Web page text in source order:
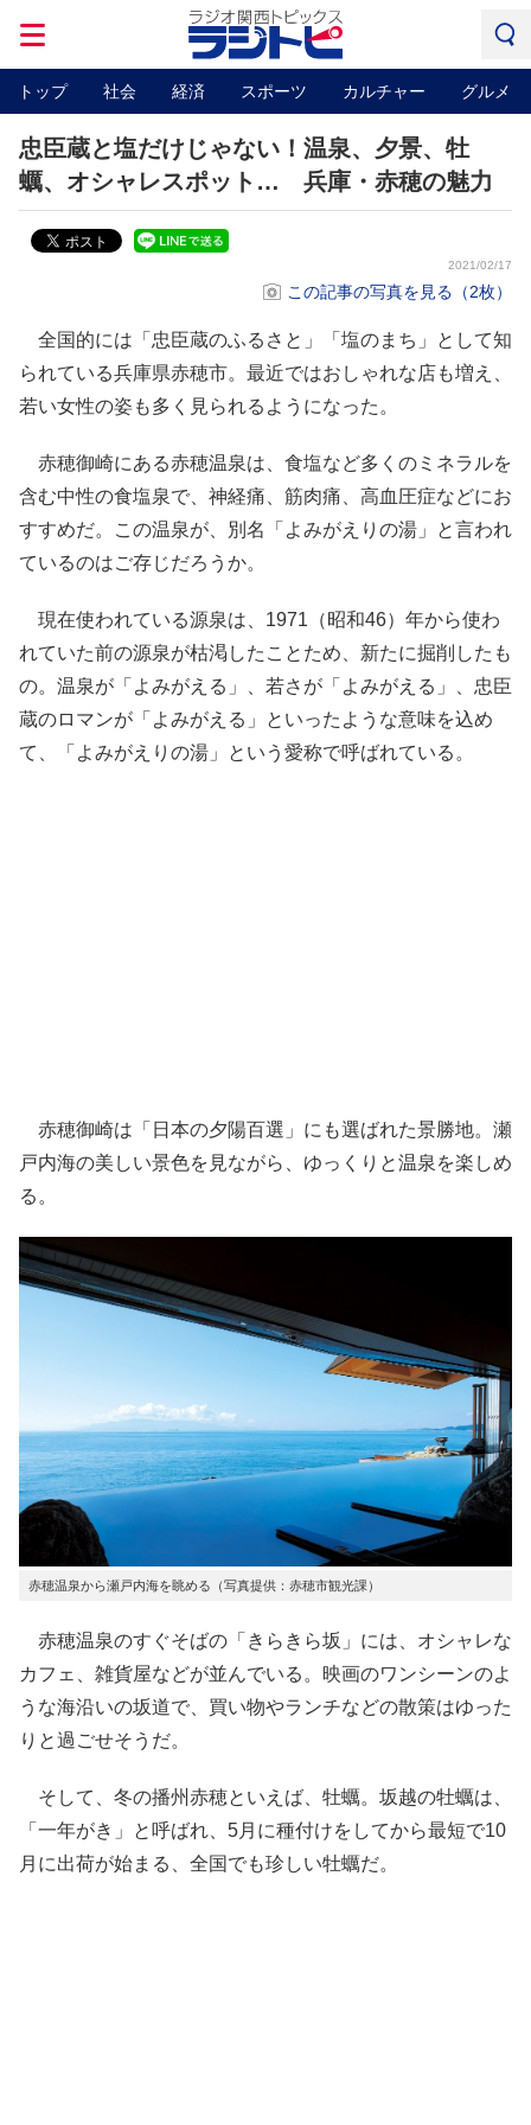
トップ 社会 経済 スポーツ カルチャー グルメ
忠臣蔵と塩だけじゃない！温泉、夕景、牡
蠣、オシャレスポット… 兵庫・赤穂の魅力
2021/02/17
この記事の写真を見る（2枚）
全国的には「忠臣蔵のふるさと」「塩のまち」として知
られている兵庫県赤穂市。最近ではおしゃれな店も増え、
若い女性の姿も多く見られるようになった。
赤穂御崎にある赤穂温泉は、食塩など多くのミネラルを
含む中性の食塩泉で、神経痛、筋肉痛、高血圧症などにお
すすめだ。この温泉が、別名「よみがえりの湯」と言われ
ているのはご存じだろうか。
現在使われている源泉は、1971（昭和46）年から使わ
れていた前の源泉が枯渇したことため、新たに掘削したも
の。温泉が「よみがえる」、若さが「よみがえる」、忠臣
蔵のロマンが「よみがえる」といったような意味を込め
て、「よみがえりの湯」という愛称で呼ばれている。
赤穂御崎は「日本の夕陽百選」にも選ばれた景勝地。瀬
戸内海の美しい景色を見ながら、ゆっくりと温泉を楽しめ
る。
赤穂温泉から瀬戸内海を眺める（写真提供：赤穂市観光課）
赤穂温泉のすぐそばの「きらきら坂」には、オシャレな
カフェ、雑貨屋などが並んでいる。映画のワンシーンのよ
うな海沿いの坂道で、買い物やランチなどの散策はゆった
りと過ごせそうだ。
そして、冬の播州赤穂といえば、牡蠣。坂越の牡蠣は、
「一年がき」と呼ばれ、5月に種付けをしてから最短で10
月に出荷が始まる、全国でも珍しい牡蠣だ。